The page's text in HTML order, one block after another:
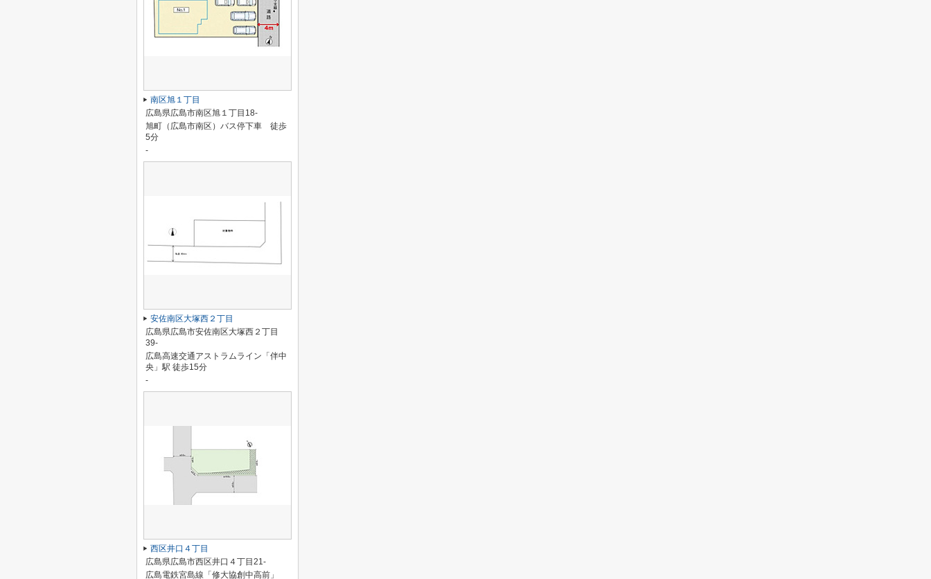
南区旭１丁目
広島県広島市南区旭１丁目18-
旭町（広島市南区）バス停下車 徒歩
5分
-
安佐南区大塚西２丁目
広島県広島市安佐南区大塚西２丁目
39-
広島高速交通アストラムライン「伴中
央」駅 徒歩15分
-
西区井口４丁目
広島県広島市西区井口４丁目21-
広島電鉄宮島線「修大協創中高前」